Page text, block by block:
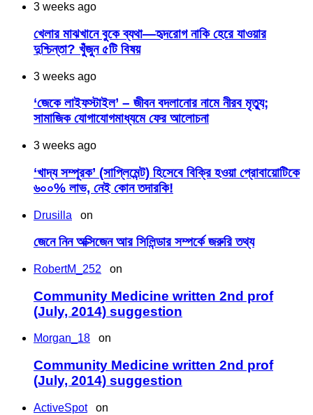
3 weeks ago
খেলার মাঝখানে বুকে ব্যথা—হৃদরোগ নাকি হেরে যাওয়ার
দুশ্চিন্তা? খুঁজুন ৫টি বিষয়
3 weeks ago
‘জেকে লাইফস্টাইল’ – জীবন বদলানোর নামে নীরব মৃত্যু;
সামাজিক যোগাযোগমাধ্যমে ফের আলোচনা
3 weeks ago
‘খাদ্য সম্পূরক’ (সাপ্লিমেন্ট) হিসেবে বিক্রি হওয়া প্রোবায়োটিকে
৬০০% লাভ, নেই কোন তদারকি!
Drusilla on
জেনে নিন অক্সিজেন আর সিলিন্ডার সম্পর্কে জরুরি তথ্য
RobertM_252 on
Community Medicine written 2nd prof
(July, 2014) suggestion
Morgan_18 on
Community Medicine written 2nd prof
(July, 2014) suggestion
ActiveSpoton